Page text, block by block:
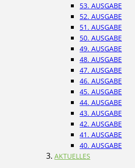
53. AUSGABE
52. AUSGABE
51. AUSGABE
50. AUSGABE
49. AUSGABE
48. AUSGABE
47. AUSGABE
46. AUSGABE
45. AUSGABE
44. AUSGABE
43. AUSGABE
42. AUSGABE
41. AUSGABE
40. AUSGABE
AKTUELLES